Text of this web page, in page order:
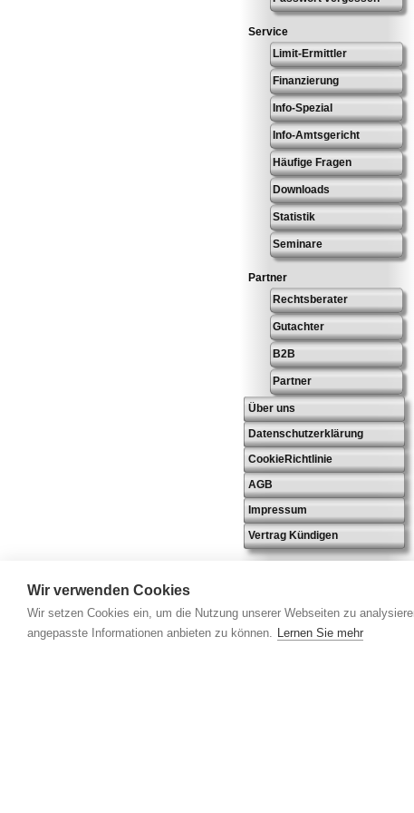
Wir verwenden Cookies
Wir setzen Cookies ein, um die Nutzung unserer Webseiten zu
angepasste Informationen anbieten zu können. Lernen Sie mehr
Service
Limit-Ermittler
Finanzierung
Info-Spezial
Info-Amtsgericht
Häufige Fragen
Downloads
Statistik
Seminare
Partner
Rechtsberater
Gutachter
B2B
Partner
Über uns
Datenschutzerklärung
CookieRichtlinie
AGB
Impressum
Vertrag Kündigen